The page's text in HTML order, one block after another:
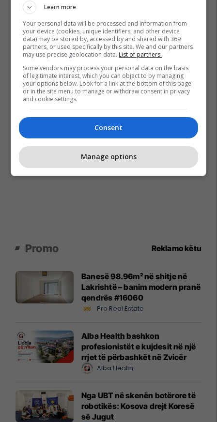
Promo Reklamo këtu
Banesë 98.96m² në shitje në
Lakrishtë – banim modern pranë
qendrës #16060
Pro Real Estate
Alba Health bashkon
profesionistët e kujdesit në një
rrjet të përbashkët në Zvicër
Alba Health
Nga UBT në skenën botërore të
robotikës: Kosova drejt Koresë
së Jugut
Learn more
Your personal data will be processed and information from
your device (cookies, unique identifiers, and other device
data) may be stored by, accessed by and shared with 369
partners, or used specifically by this site. We and our partners
may use precise geolocation data. List of partners.
Some vendors may process your personal data on the basis
of legitimate interest, which you can object to by managing
your options below. Look for a link at the bottom of this page
or in the site menu to manage or withdraw consent in privacy
and cookie settings.
Consent
Manage options